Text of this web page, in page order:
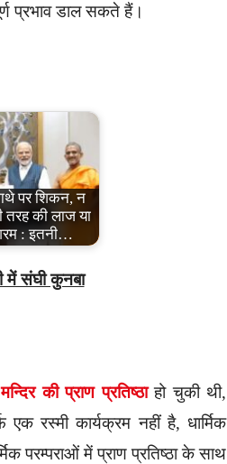
प्रभाव डाल सकते हैं।
पर शिकन, न
तरह की लाज या
: इतनी…
में संघी कुनबा
की प्राण प्रतिष्ठाहो चुकी थी,
रस्मी कार्यक्रम नहीं है, धार्मिक
परम्पराओं में प्राण प्रतिष्ठा के साथ